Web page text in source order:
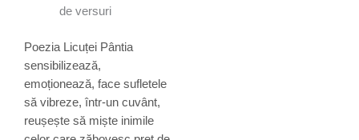
de versuri
Poezia Licuței Pântia
sensibilizează,
emoționează, face sufletele
să vibreze, într-un cuvânt,
reușește să miște inimile